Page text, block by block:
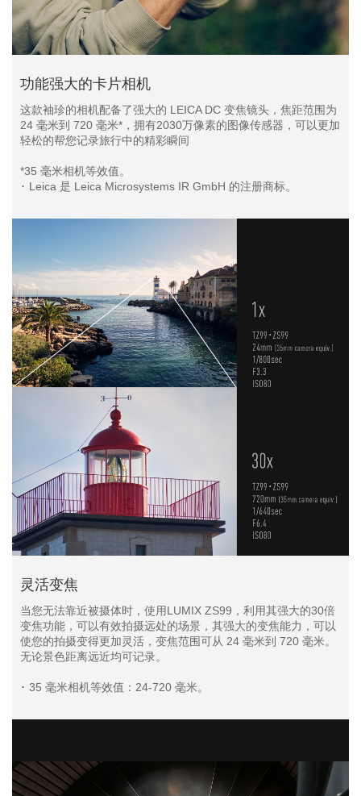
功能强大的卡片相机
这款袖珍的相机配备了强大的 LEICA DC 变焦镜头，焦距范围为
24 毫米到 720 毫米*，拥有2030万像素的图像传感器，可以更加
轻松的帮您记录旅行中的精彩瞬间
*35 毫米相机等效值。
･ Leica 是 Leica Microsystems IR GmbH 的注册商标。
灵活变焦
当您无法靠近被摄体时，使用LUMIX ZS99，利用其强大的30倍
变焦功能，可以有效拍摄远处的场景，其强大的变焦能力，可以
使您的拍摄变得更加灵活，变焦范围可从 24 毫米到 720 毫米。
无论景色距离远近均可记录。
･ 35 毫米相机等效值：24-720 毫米。